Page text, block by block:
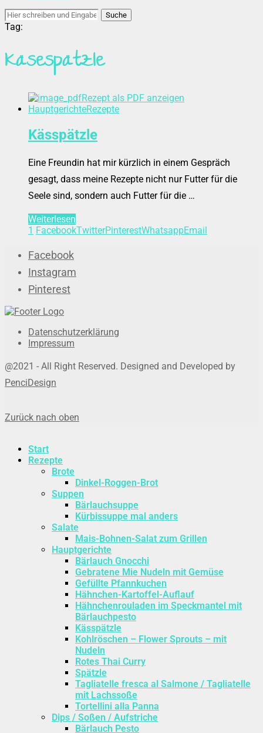
Suche
Tag:
Käsespätzle
Rezept als PDF anzeigen
HauptgerichteRezepte
Kässpätzle
Eine Freundin hat mir kürzlich in einem Gespräch
gesagt, dass meine Rezepte nicht nur Futter für die
Seele sind, sondern auch Futter für die …
Weiterlesen
1 FacebookTwitterPinterestWhatsappEmail
Facebook
Instagram
Pinterest
Datenschutzerklärung
Impressum
@2021 - All Right Reserved. Designed and Developed by
PenciDesign
Zurück nach oben
Start
Rezepte
Brote
Dinkel-Roggen-Brot
Suppen
Bärlauchsuppe
Kürbissuppe mal anders
Salate
Mais-Bohnen-Salat zum Grillen
Hauptgerichte
Bärlauch Gnocchi
Gebratene Mie Nudeln mit Gemüse
Gefüllte Pfannkuchen
Hähnchen-Kartoffel-Auflauf
Hähnchenrouladen im Speckmantel mit
Bärlauchpesto
Kässpätzle
Kohlröschen – Flower Sprouts – mit
Nudeln
Rotes Thai Curry
Spätzle
Tagliatelle fresca al Salmone / Tagliatelle
mit Lachssoße
Tortellini alla Panna
Dips / Soßen / Aufstriche
Bärlauch Pesto